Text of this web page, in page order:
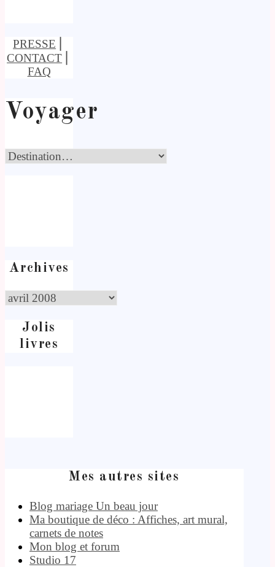
PRESSE
CONTACT
FAQ
Voyager
Archives
Jolis
livres
Mes autres sites
Blog mariage Un beau jour
Ma boutique de déco : Affiches, art mural,
carnets de notes
Mon blog et forum
Studio 17